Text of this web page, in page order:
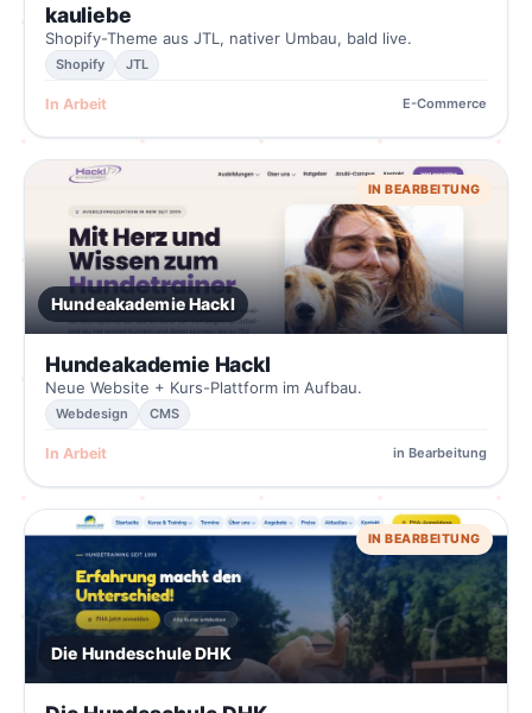
kauliebe
Shopify-Theme aus JTL, nativer Umbau, bald live.
Shopify JTL
In Arbeit E-Commerce
IN BEARBEITUNG
Hundeakademie Hackl
Hundeakademie Hackl
Neue Website + Kurs-Plattform im Aufbau.
Webdesign CMS
In Arbeit in Bearbeitung
IN BEARBEITUNG
Die Hundeschule DHK